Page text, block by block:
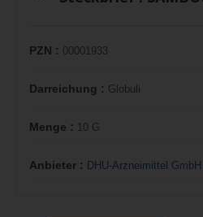
PZN : 00001933
Darreichung : Globuli
Menge : 10 G
Anbieter : DHU-Arzneimittel